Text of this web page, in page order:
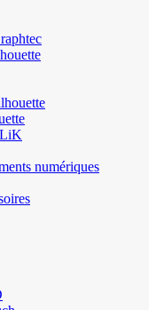
numériques